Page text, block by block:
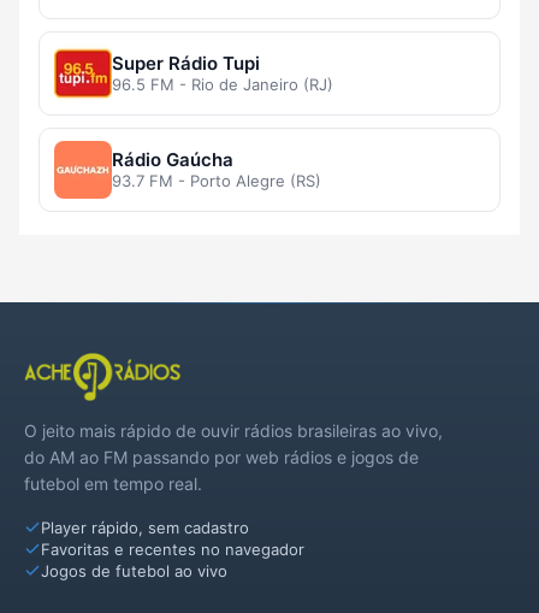
Super Rádio Tupi
96.5 FM - Rio de Janeiro (RJ)
Rádio Gaúcha
93.7 FM - Porto Alegre (RS)
O jeito mais rápido de ouvir rádios brasileiras ao vivo,
do AM ao FM passando por web rádios e jogos de
futebol em tempo real.
Player rápido, sem cadastro
Favoritas e recentes no navegador
Jogos de futebol ao vivo